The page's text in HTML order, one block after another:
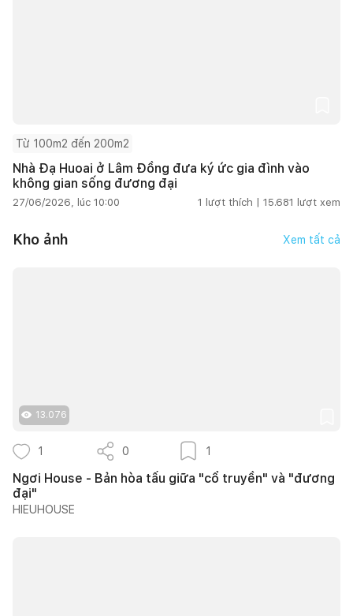
Từ 100m2 đến 200m2
Nhà Đạ Huoai ở Lâm Đồng đưa ký ức gia đình vào
không gian sống đương đại
27/06/2026, lúc 10:00 1 lượt thích | 15.681 lượt xem
Kho ảnh Xem tất cả
13.076
1 0 1
Ngơi House - Bản hòa tấu giữa "cổ truyền" và "đương
đại"
HIEUHOUSE